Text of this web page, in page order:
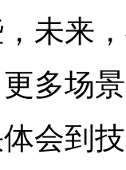
来，
多场
会到